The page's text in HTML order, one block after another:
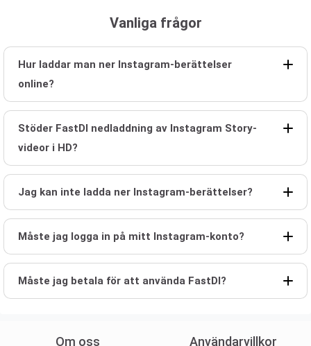
Vanliga frågor
Hur laddar man ner Instagram-berättelser
online?
Stöder FastDl nedladdning av Instagram Story-
videor i HD?
Jag kan inte ladda ner Instagram-berättelser?
Måste jag logga in på mitt Instagram-konto?
Måste jag betala för att använda FastDl?
Om oss Användarvillkor